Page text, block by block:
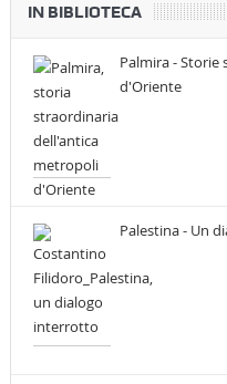
IN BIBLIOTECA
Palmira -
d'Oriente
Palestina - Un